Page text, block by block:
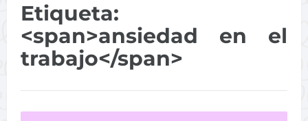
Etiqueta:
<span>ansiedad en el
trabajo</span>